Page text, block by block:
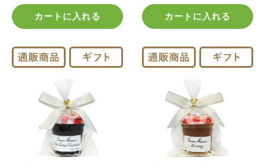
カートに入れる カートに入れる